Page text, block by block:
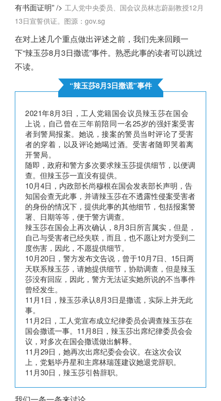
有书面证明” /> 工人党中央委员、国会议员林志蔚副教授12月
13日宣誓供证。图源：gov.sg
在对上述几个重点做出评述之前，我们先来回顾一
下“辣玉莎8月3日撒谎”事件。熟悉此事的读者可以跳过
不读。
“辣玉莎8月3日撒谎”事件
2021年8月3日，工人党籍国会议员辣玉莎在国会
上说，自己曾在三年前陪同一名25岁的强奸案受害
者到警局报案。 她说，接案的警员当时评论了受害
者的穿着，以及评论她喝过酒。 受害者随即哭着离
开警局。
随即，政府和警方多次要求辣玉莎提供细节，以便调
查。但辣玉莎一直没有提供。
10月4日，内政部长尚穆根在国会发表部长声明，告
知国会查无此事，并请辣玉莎在不透露性侵案受害者
的身份的情况下，提供此事的其他细节，包括报案警
署、日期等等，便于警方调查。
辣玉莎在国会上再次确认，8月3日所言属实，但是，
自己与受害者已经失联，而且，也不愿让对方受到二
度伤害，因此，不愿提供细节。
10月20日，警方发布文告说，曾于10月7日、15日两
天联系辣玉莎，请她提供细节，协助调查，但是辣玉
莎没有回应，因此，警方无法证实她所说的不当事件
曾经发生。
11月1日，辣玉莎承认8月3日是撒谎，实际上并无此
事。
11月2日，工人党宣布成立纪律委员会调查辣玉莎在
国会撒谎一事。11月8日，辣玉莎出席纪律委员会会
议，对多次在国会撒谎做出解释。
11月29日，她再次出席纪委会会议。在这次会议
上，党魁毕丹星和主席林瑞莲建议她退党辞职。
11月30日，辣玉莎引咎辞职。